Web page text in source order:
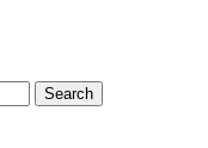
Search